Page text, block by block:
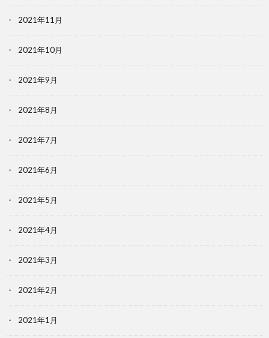
2021年11月
2021年10月
2021年9月
2021年8月
2021年7月
2021年6月
2021年5月
2021年4月
2021年3月
2021年2月
2021年1月